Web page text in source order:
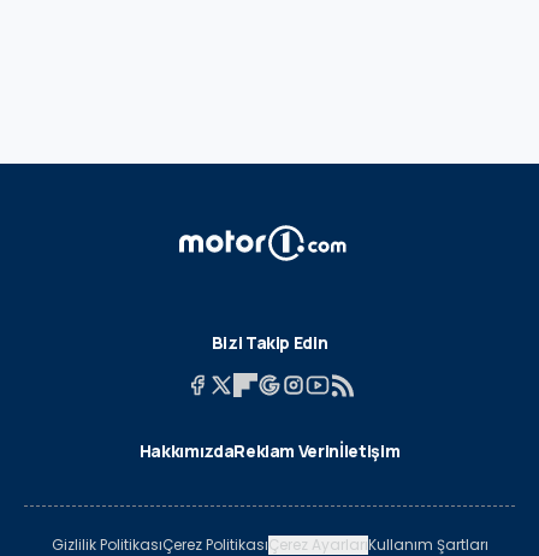
Bizi Takip Edin
HakkımızdaReklam Verinİletişim
Gizlilik PolitikasıÇerez PolitikasıÇerez AyarlarıKullanım Şartları